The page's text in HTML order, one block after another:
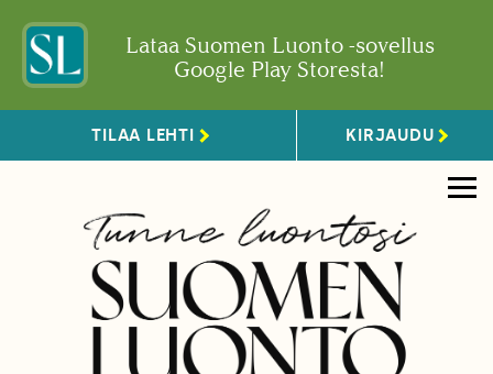
Lataa Suomen Luonto -sovellus
Google Play Storesta!
TILAA LEHTI KIRJAUDU